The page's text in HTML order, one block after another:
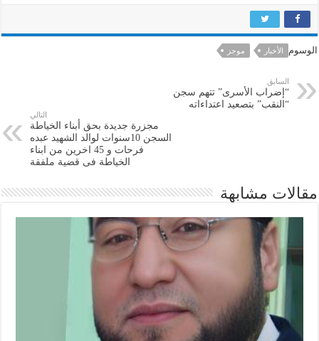
الوسوم الأخبار موجز
السابق
“إضراب الأسرى” تتهم سجن
“النقب” بتصعيد اعتداءاته
التالي
مجزرة جديدة بحق أبناء الخياطة
السجن 10سنوات لوالد الشهيد عبده
فرحات و 45 اخرين من ابناء
الخياطة فى قضية ملفقة
مقالات مشابهة